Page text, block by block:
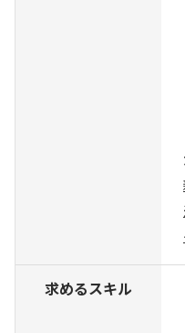
求めるスキル